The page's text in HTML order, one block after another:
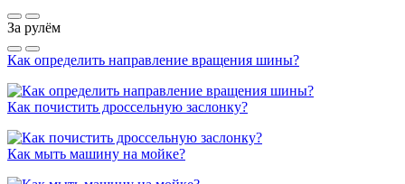
За рулём
Как определить направление вращения шины?
Как почистить дроссельную заслонку?
Как мыть машину на мойке?